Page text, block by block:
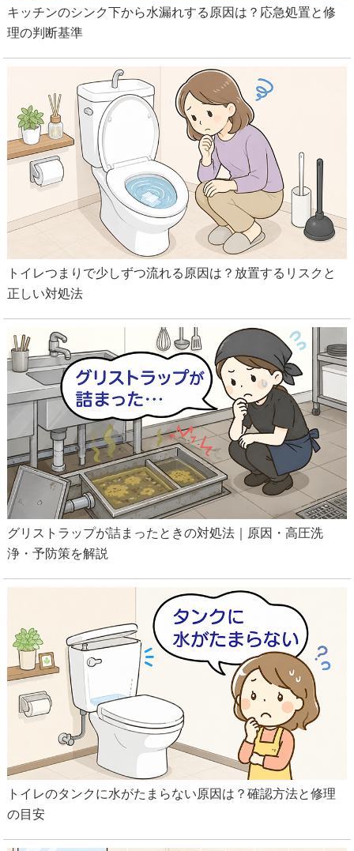
キッチンのシンク下から水漏れする原因は？応急処置と修
理の判断基準
トイレつまりで少しずつ流れる原因は？放置するリスクと
正しい対処法
グリストラップが詰まったときの対処法｜原因・高圧洗
浄・予防策を解説
トイレのタンクに水がたまらない原因は？確認方法と修理
の目安